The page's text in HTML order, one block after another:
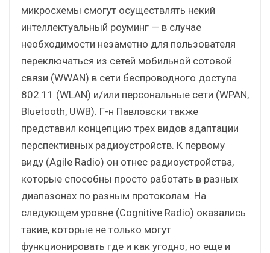
микросхемы смогут осуществлять некий
интеллектуальный роуминг — в случае
необходимости незаметно для пользователя
переключаться из сетей мобильной сотовой
связи (WWAN) в сети беспроводного доступа
802.11 (WLAN) и/или персональные сети (WPAN,
Bluetooth, UWB). Г-н Павловски также
представил концепцию трех видов адаптации
перспективных радиоустройств. К первому
виду (Agile Radio) он отнес радиоустройства,
которые способны просто работать в разных
диапазонах по разным протоколам. На
следующем уровне (Cognitive Radio) оказались
такие, которые не только могут
функционировать где и как угодно, но еще и